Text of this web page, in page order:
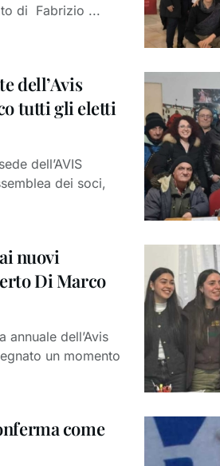
di Fabrizio ...
dell’Avis
tutti gli eletti
dell’AVIS
dei soci,
nuovi
Di Marco
annuale dell’Avis
un momento
come